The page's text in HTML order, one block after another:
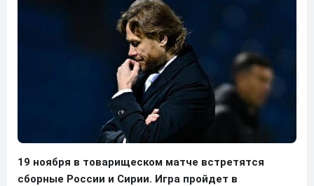
19 ноября в товарищеском матче встретятся
сборные России и Сирии. Игра пройдет в